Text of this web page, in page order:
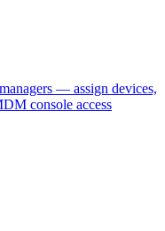
— assign devices,
console access